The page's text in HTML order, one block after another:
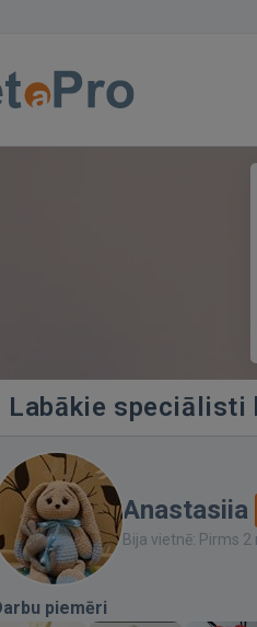
Labākie speciālisti
Anastasiia
Bija vietnē: Pirms 2
piemēri